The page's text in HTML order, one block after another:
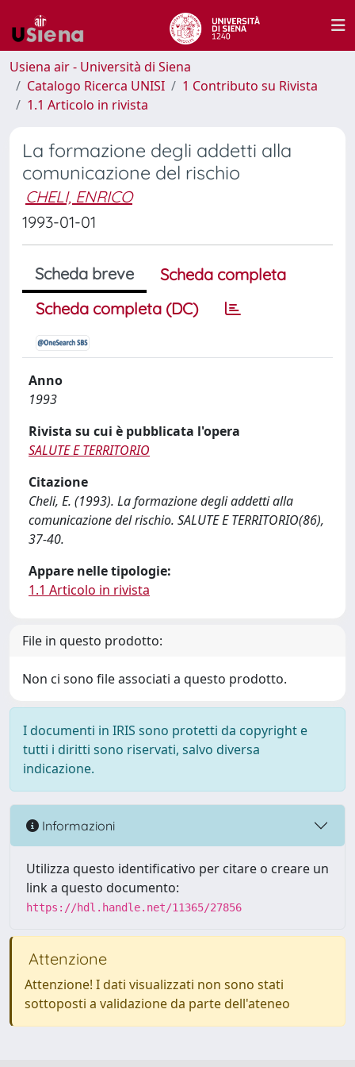
Usiena air - Università di Siena
Catalogo Ricerca UNISI
1 Contributo su Rivista
1.1 Articolo in rivista
La formazione degli addetti alla
comunicazione del rischio
CHELI, ENRICO
1993-01-01
Scheda breve
Scheda completa
Scheda completa (DC)
Anno
1993
Rivista su cui è pubblicata l'opera
SALUTE E TERRITORIO
Citazione
Cheli, E. (1993). La formazione degli addetti alla
comunicazione del rischio. SALUTE E TERRITORIO(86),
37-40.
Appare nelle tipologie:
1.1 Articolo in rivista
File in questo prodotto:
Non ci sono file associati a questo prodotto.
I documenti in IRIS sono protetti da copyright e
tutti i diritti sono riservati, salvo diversa
indicazione.
Informazioni
Utilizza questo identificativo per citare o creare un
link a questo documento:
https://hdl.handle.net/11365/27856
Attenzione
Attenzione! I dati visualizzati non sono stati
sottoposti a validazione da parte dell'ateneo